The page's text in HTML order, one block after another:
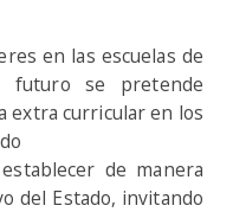
en las escuelas de
futuro se pretende
extra curricular en los
de manera
del Estado, invitando